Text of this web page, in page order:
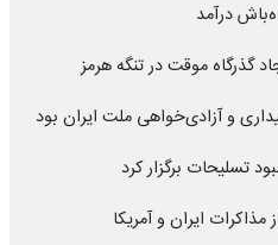
درآمد
گذرگاه موقت در تنگه هرمز
و آزادی‌خواهی ملت ایران بود
تسلیحات برگزار کرد
مذاکرات ایران و آمریکا